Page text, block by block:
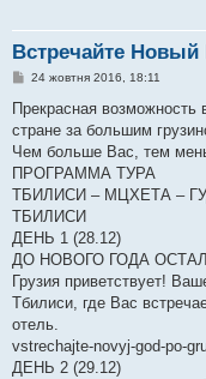
Встречайте Новый
П
в
д
о
л
е
н
я
24 жовтня 2016, 18:11
Прекрасная
стране за большим
Чем больше Вас, тем
ПРОГРАММА ТУРА
ТБИЛИСИ – МЦХЕТА –
ТБИЛИСИ
ДЕНЬ 1 (28.12)
ДО НОВОГО ГОДА
Грузия приветствует!
Тбилиси, где Вас
отель.
vstrechajte-novyj-god-po-
ДЕНЬ 2 (29.12)